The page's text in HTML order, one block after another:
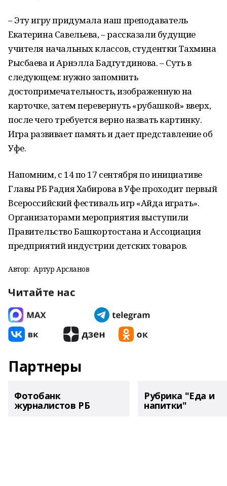
– Эту игру придумала наш преподаватель
Екатерина Савельева, – рассказали будущие
учителя начальных классов, студентки Тахмина
Рысбаева и Арнэлла Бадгутдинова. – Суть в
следующем: нужно запомнить
достопримечательность, изображенную на
карточке, затем перевернуть «рубашкой» вверх,
после чего требуется верно назвать картинку.
Игра развивает память и дает представление об
Уфе.
Напомним, с 14 по 17 сентября по инициативе
Главы РБ Радия Хабирова в Уфе проходит первый
Всероссийский фестиваль игр «Айда играть».
Организаторами мероприятия выступили
Правительство Башкортостана и Ассоциация
предприятий индустрии детских товаров.
Автор: Артур Арсланов
Читайте нас
Партнеры
Фотобанк
журналистов РБ
Рубрика "Еда и
напитки"